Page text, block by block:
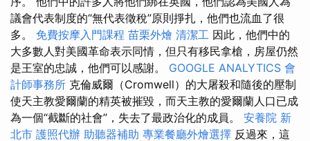
議會代表制度的“無代表徵稅”原則掙扎，他們也流血了很
多。 免費按摩入門課程 苗栗外燴 清潔工 因此，他們中的
大多數人對美國革命表示同情，但只有移民拿槍，房屋仍然
是王室的忠誠，他們可以感謝。 GOOGLE ANALYTICS 會
計師事務所 克倫威爾（Cromwell）的大屠殺和隨後的壓制
使天主教愛爾蘭的精英被摧毀，而天主教的愛爾蘭人口已成
為一個“截斷的社會”，失去了最政治化的成員。 安養院 新
北市 護照代辦 助聽器補助 專業餐廳外燴選擇 反過來，這